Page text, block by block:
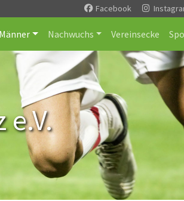
Facebook
Männer Nachwuchs Vereinsecke